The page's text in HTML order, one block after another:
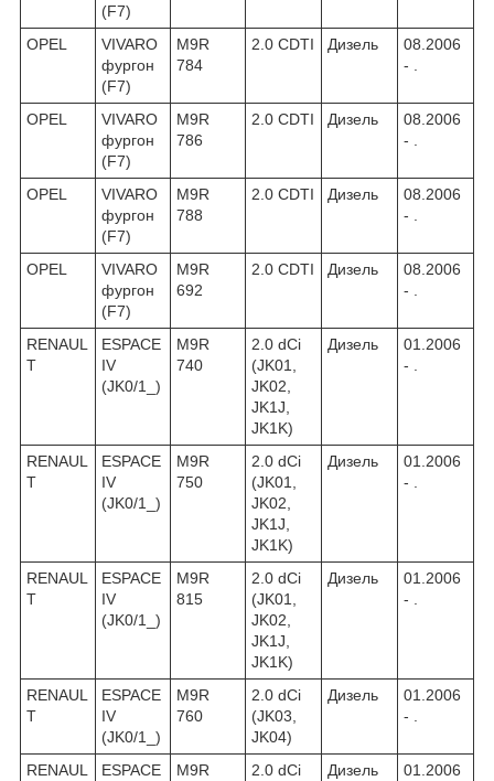
(F7)
OPEL
VIVARO
фургон
(F7)
M9R
784
2.0 CDTI Дизель
08.2006
- .
OPEL
VIVARO
фургон
(F7)
M9R
786
2.0 CDTI Дизель
08.2006
- .
OPEL
VIVARO
фургон
(F7)
M9R
788
2.0 CDTI Дизель
08.2006
- .
OPEL
VIVARO
фургон
(F7)
M9R
692
2.0 CDTI Дизель
08.2006
- .
RENAUL
T
ESPACE
IV
(JK0/1_)
M9R
740
2.0 dCi
(JK01,
JK02,
JK1J,
JK1K)
Дизель
01.2006
- .
RENAUL
T
ESPACE
IV
(JK0/1_)
M9R
750
2.0 dCi
(JK01,
JK02,
JK1J,
JK1K)
Дизель
01.2006
- .
RENAUL
T
ESPACE
IV
(JK0/1_)
M9R
815
2.0 dCi
(JK01,
JK02,
JK1J,
JK1K)
Дизель
01.2006
- .
RENAUL
T
ESPACE
IV
(JK0/1_)
M9R
760
2.0 dCi
(JK03,
JK04)
Дизель
01.2006
- .
RENAUL ESPACE M9R 2.0 dCi Дизель 01.2006